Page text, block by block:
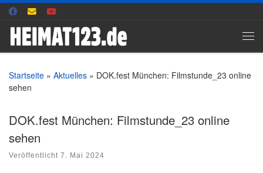
Zum Inhalt springen
Startseite » Aktuelles » DOK.fest München: Filmstunde_23 online
sehen
DOK.fest München: Filmstunde_23 online
sehen
Veröffentlicht 7. Mai 2024